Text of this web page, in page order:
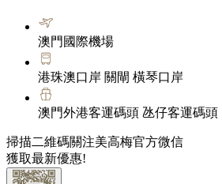
澳門國際機場
港珠澳口岸 關閘 橫琴口岸
澳門外港客運碼頭 氹仔客運碼頭
掃描二維碼關注美高梅官方微信
獲取最新優惠!